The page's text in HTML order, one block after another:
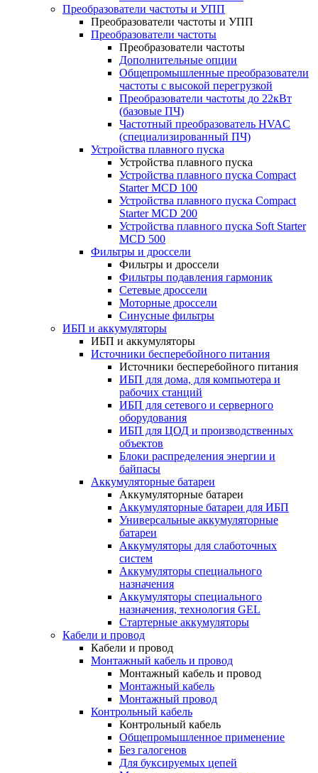
Преобразователи частоты и УПП
Преобразователи частоты и УПП
Преобразователи частоты
Преобразователи частоты
Дополнительные опции
Общепромышленные преобразователи
частоты с высокой перегрузкой
Преобразователи частоты до 22кВт
(базовые ПЧ)
Частотный преобразователь HVAC
(специализированный ПЧ)
Устройства плавного пуска
Устройства плавного пуска
Устройства плавного пуска Compact
Starter MCD 100
Устройства плавного пуска Compact
Starter MCD 200
Устройства плавного пуска Soft Starter
MCD 500
Фильтры и дроссели
Фильтры и дроссели
Фильтры подавления гармоник
Сетевые дроссели
Моторные дроссели
Синусные фильтры
ИБП и аккумуляторы
ИБП и аккумуляторы
Источники бесперебойного питания
Источники бесперебойного питания
ИБП для дома, для компьютера и
рабочих станций
ИБП для сетевого и серверного
оборудования
ИБП для ЦОД и производственных
объектов
Блоки распределения энергии и
байпасы
Аккумуляторные батареи
Аккумуляторные батареи
Аккумуляторные батареи для ИБП
Универсальные аккумуляторные
батареи
Аккумуляторы для слаботочных
систем
Аккумуляторы специального
назначения
Аккумуляторы специального
назначения, технология GEL
Стартерные аккумуляторы
Кабели и провод
Кабели и провод
Монтажный кабель и провод
Монтажный кабель и провод
Монтажный кабель
Монтажный провод
Контрольный кабель
Контрольный кабель
Общепромышленное применение
Без галогенов
Для буксируемых цепей